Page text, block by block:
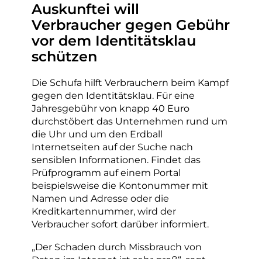
Auskunftei will
Verbraucher gegen Gebühr
vor dem Identitätsklau
schützen
Die Schufa hilft Verbrauchern beim Kampf
gegen den Identitätsklau. Für eine
Jahresgebühr von knapp 40 Euro
durchstöbert das Unternehmen rund um
die Uhr und um den Erdball
Internetseiten auf der Suche nach
sensiblen Informationen. Findet das
Prüfprogramm auf einem Portal
beispielsweise die Kontonummer mit
Namen und Adresse oder die
Kreditkartennummer, wird der
Verbraucher sofort darüber informiert.
„Der Schaden durch Missbrauch von